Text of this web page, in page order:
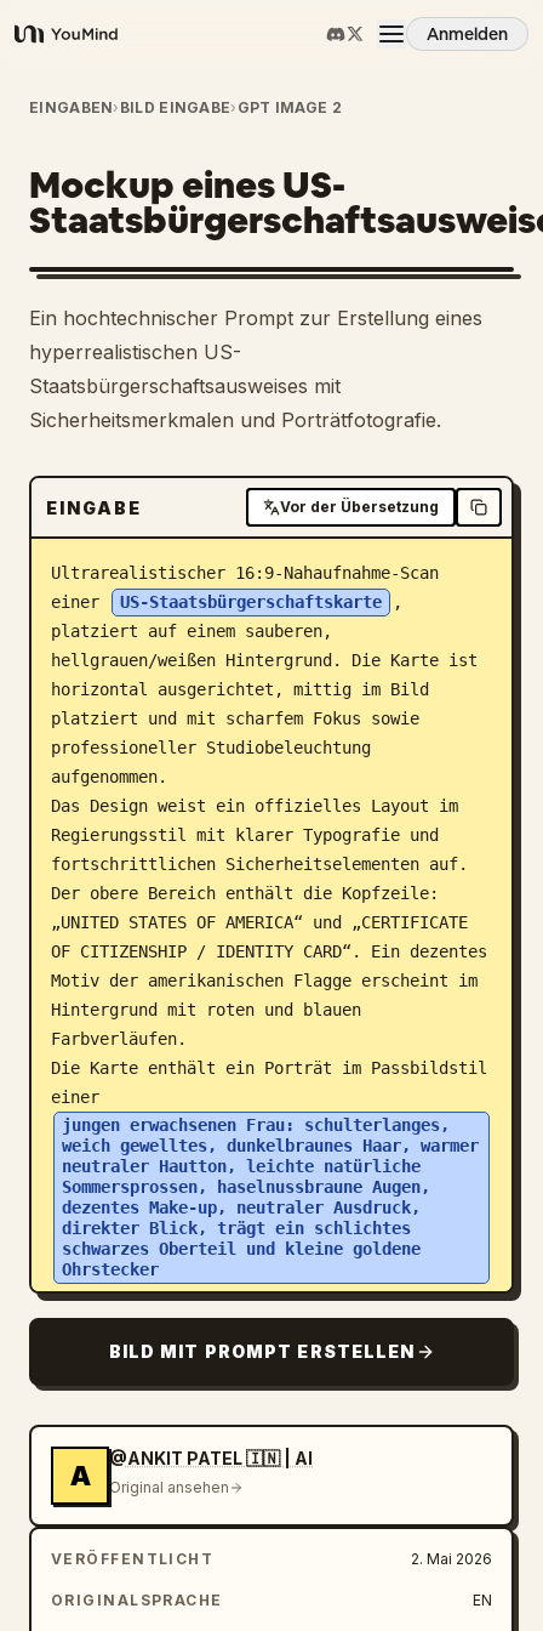
YouMind
Anmelden
Übersicht
Anwendungsfälle
Fähigkeiten
Prompts
Preise
Download
Blog
Updates
EINGABEN› BILD EINGABE› GPT IMAGE 2
Mockup eines US-
Ein hochtechnischer Prompt zur Erstellung eines
hyperrealistischen US-
Staatsbürgerschaftsausweises mit
Sicherheitsmerkmalen und Porträtfotografie.
EINGABE Vor der Übersetzung
Ultrarealistischer 16:9-Nahaufnahme-Scan
einer
US-Staatsbürgerschaftskarte
,
platziert auf einem sauberen,
hellgrauen/weißen Hintergrund. Die Karte ist
horizontal ausgerichtet, mittig im Bild
platziert und mit scharfem Fokus sowie
professioneller Studiobeleuchtung
aufgenommen.
Das Design weist ein offizielles Layout im
Regierungsstil mit klarer Typografie und
fortschrittlichen Sicherheitselementen auf.
Der obere Bereich enthält die Kopfzeile:
„UNITED STATES OF AMERICA“ und „CERTIFICATE
OF CITIZENSHIP / IDENTITY CARD“. Ein dezentes
Motiv der amerikanischen Flagge erscheint im
Hintergrund mit roten und blauen
Farbverläufen.
Die Karte enthält ein Porträt im Passbildstil
einer
jungen erwachsenen Frau: schulterlanges,
weich gewelltes, dunkelbraunes Haar, warmer
neutraler Hautton, leichte natürliche
Sommersprossen, haselnussbraune Augen,
dezentes Make-up, neutraler Ausdruck,
direkter Blick, trägt ein schlichtes
schwarzes Oberteil und kleine goldene
Ohrstecker
.
– Nachname:
JOHNSON
– Geburtsort: LOS ANGELES, KALIFORNIEN, USA
– Staatsbürgerschaftsnummer: USC-8492-7731
– Ausstellungsdatum: 12. JAN. 2025
– Ablaufdatum: 12. JAN. 2035
– Nationalität: VEREINIGTE STAATEN
BILD MIT PROMPT ERSTELLEN
A
@ANKIT PATEL 🇮🇳 | AI
Original ansehen
VERÖFFENTLICHT 2. Mai 2026
ORIGINALSPRACHE EN